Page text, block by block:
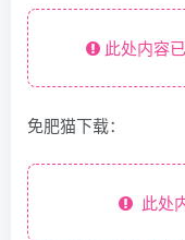
此处内容
免肥猫下载：
此处